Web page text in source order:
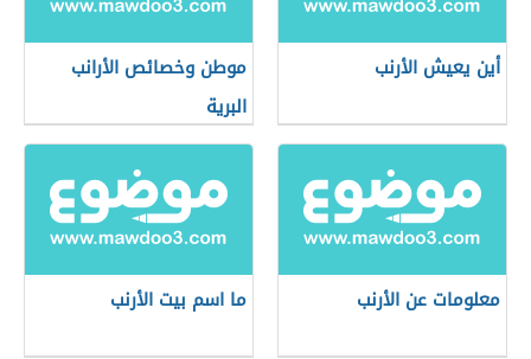
أين يعيش الأرنب
موطن وخصائص الأرانب
البرية
معلومات عن الأرنب ما اسم بيت الأرنب